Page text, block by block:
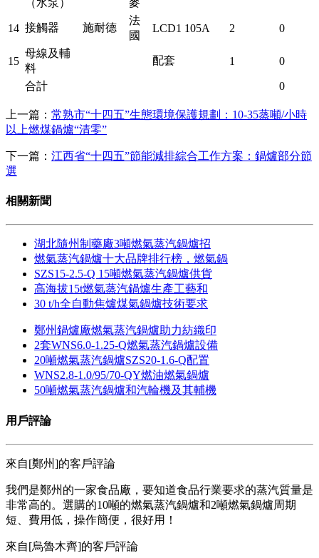
14 接觸器 施耐德
法
國
LCD1 105A 2 0
15
母線及輔
料
配套 1 0
合計 0
上一篇： 常熟市“十四五”生態環境保護規劃：10-35蒸噸/小時
以上燃煤鍋爐“清零”
下一篇： 江西省“十四五”節能減排綜合工作方案：鍋爐部分節
選
相關新聞
湖北隨州制藥廠3噸燃氣蒸汽鍋爐招
燃氣蒸汽鍋爐十大品牌排行榜，燃氣鍋
SZS15-2.5-Q 15噸燃氣蒸汽鍋爐供貨
高海拔15t燃氣蒸汽鍋爐生產工藝和
30 t/h全自動焦爐煤氣鍋爐技術要求
鄭州鍋爐廠燃氣蒸汽鍋爐助力紡織印
2套WNS6.0-1.25-Q燃氣蒸汽鍋爐設備
20噸燃氣蒸汽鍋爐SZS20-1.6-Q配置
WNS2.8-1.0/95/70-QY燃油燃氣鍋爐
50噸燃氣蒸汽鍋爐和汽輪機及其輔機
用戶評論
來自[鄭州]的客戶評論
我們是鄭州的一家食品廠，要知道食品行業要求的蒸汽質量是
非常高的。選購的10噸的燃氣蒸汽鍋爐和2噸燃氣鍋爐周期
短、費用低，操作簡便，很好用！
來自[烏魯木齊]的客戶評論